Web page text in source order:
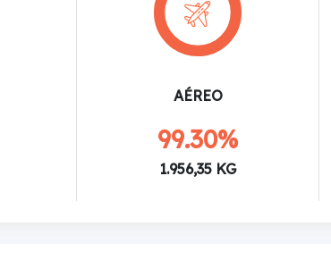
AÉREO
99.30%
1.956,35 KG